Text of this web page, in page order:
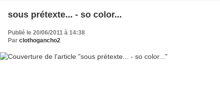
sous prétexte... - so color...
Publié le 20/06/2011 à 14:38
Par clothogancho2